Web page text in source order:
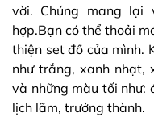
vời. Chúng mang
hợp.Bạn có thể thoải
thiện set đồ của mình.
như trắng, xanh nhạt,
và những màu tối như:
lịch lãm, trưởng thành.